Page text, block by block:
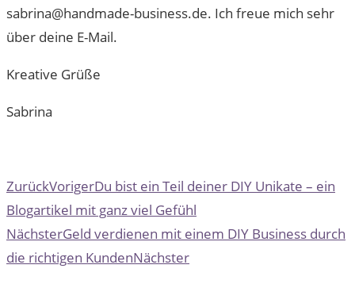
sabrina@handmade-business.de. Ich freue mich sehr
über deine E-Mail.
Kreative Grüße
Sabrina
ZurückVorigerDu bist ein Teil deiner DIY Unikate – ein
Blogartikel mit ganz viel Gefühl
NächsterGeld verdienen mit einem DIY Business durch
die richtigen KundenNächster